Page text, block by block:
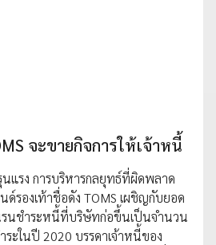
จะขายกิจการให้เจ้าหนี้
แรง การบริหารกลยุทธ์ที่ผิดพลาด
ด์รองเท้าชื่อดัง TOMS เผชิญกับยอด
นชำระหนี้ที่บริษัทก่อขึ้นเป็นจำนวน
ะในปี 2020 บรรดาเจ้าหนี้ของ